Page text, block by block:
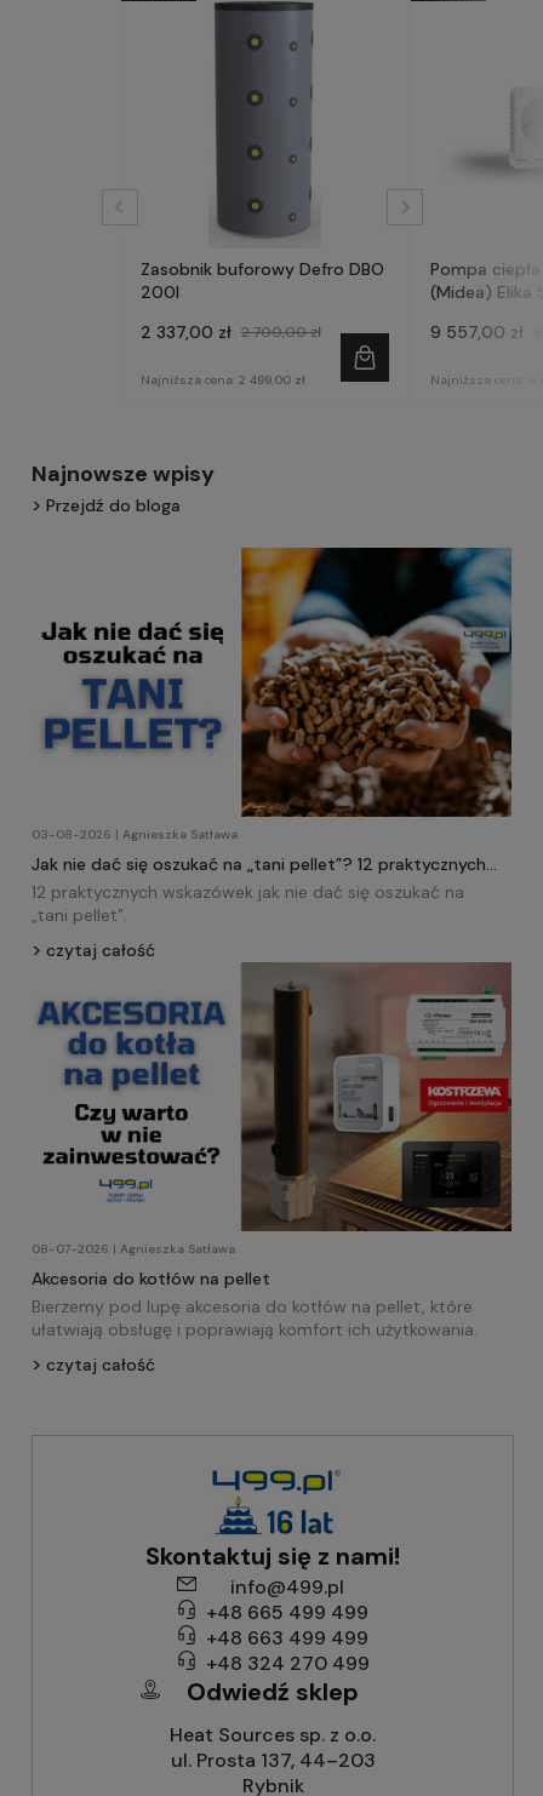
Zasobnik buforowy Defro DBO
200l
2 337,00 zł 2 700,00 zł
Najniższa cena: 2 499,00 zł
Pompa
(Midea) Elika
9 557,00 zł
Najniższa cena:
Najnowsze wpisy
Przejdź do bloga
03-08-2026 | Agnieszka Satława
Jak nie dać się oszukać na „tani pellet”? 12 praktycznych
wskazówek!
12 praktycznych wskazówek jak nie dać się oszukać na
„tani pellet”.
czytaj całość
08-07-2026 | Agnieszka Satława
Akcesoria do kotłów na pellet
Bierzemy pod lupę akcesoria do kotłów na pellet, które
ułatwiają obsługę i poprawiają komfort ich użytkowania.
czytaj całość
Skontaktuj się z nami!
info@499.pl
+48 665 499 499
+48 663 499 499
+48 324 270 499
Odwiedź sklep
Heat Sources sp. z o.o.
ul. Prosta 137, 44–203
Rybnik